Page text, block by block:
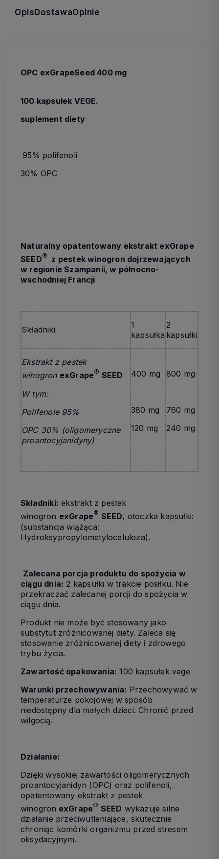
Opis DostawaOpinie
OPC exGrapeSeed 400 mg
100 kapsułek VEGE.
suplement diety
95% polifenoli
30% OPC
Naturalny opatentowany ekstrakt exGrape
SEED® z pestek winogron dojrzewających
w regionie Szampanii, w północno-
wschodniej Francji
Składniki
1
kapsułka
2
kapsułki
Ekstrakt z pestek
winogron exGrape® SEED
W tym:
Polifenole 95%
OPC 30% (oligomeryczne
proantocyjanidyny)
400 mg
380 mg
120 mg
800 mg
760 mg
240 mg
Składniki: ekstrakt z pestek
winogron exGrape® SEED, otoczka kapsułki:
(substancja wiążąca:
Hydroksypropylometyloceluloza).
Zalecana porcja produktu do spożycia w
ciągu dnia: 2 kapsułki w trakcie posiłku. Nie
przekraczać zalecanej porcji do spożycia w
ciągu dnia.
Produkt nie może być stosowany jako
substytut zróżnicowanej diety. Zaleca się
stosowanie zróżnicowanej diety i zdrowego
trybu życia.
Zawartość opakowania: 100 kapsułek vege
Warunki przechowywania: Przechowywać w
temperaturze pokojowej w sposób
niedostępny dla małych dzieci. Chronić przed
wilgocią.
Działanie:
Dzięki wysokiej zawartości oligomerycznych
proantocyjanidyn (OPC) oraz polifenoli,
opatentowany ekstrakt z pestek
winogron exGrape® SEED wykazuje silne
działanie przeciwutleniające, skutecznie
chroniąc komórki organizmu przed stresem
oksydacyjnym.